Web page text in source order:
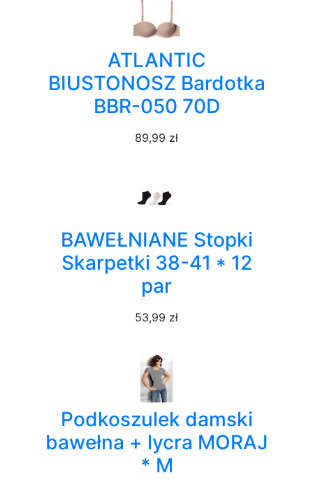
ATLANTIC
BIUSTONOSZ Bardotka
BBR-050 70D
89,99 zł
BAWEŁNIANE Stopki
Skarpetki 38-41 * 12
par
53,99 zł
Podkoszulek damski
bawełna + lycra MORAJ
* M